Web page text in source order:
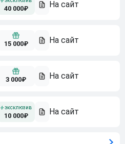
40 000₽
15 000₽
3 000₽
10 000₽